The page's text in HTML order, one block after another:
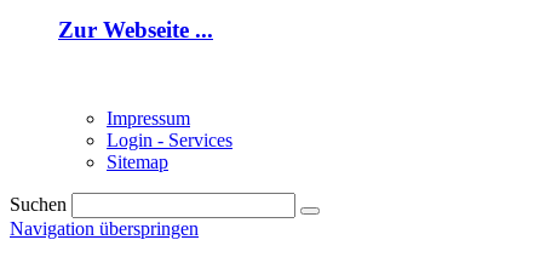
Zur Webseite ...
Impressum
Login - Services
Sitemap
Suchen
Navigation überspringen